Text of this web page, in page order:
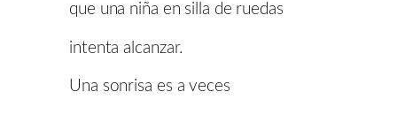
que una niña en silla de ruedas
intenta alcanzar.
Una sonrisa es a veces